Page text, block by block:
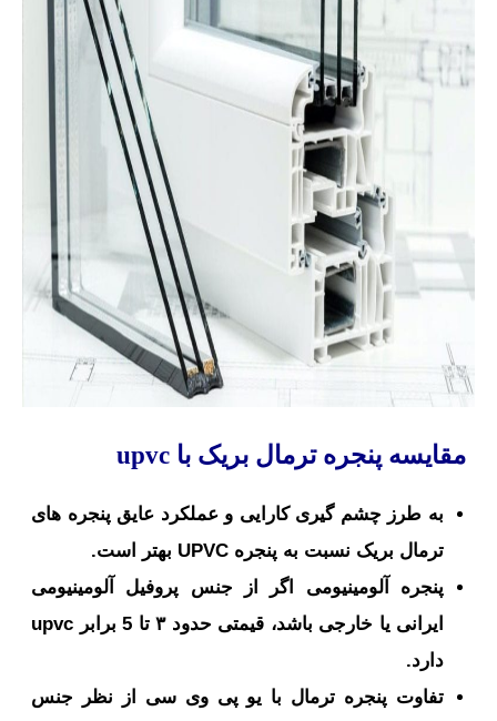
مقایسه پنجره ترمال بریک با
به طرز چشم گیری کارایی و عملکرد عایق پنجره های
ترمال بریک نسبت به پنجره UPVC بهتر است.
پنجره آلومینیومی اگر از جنس پروفیل آلومینیومی
ایرانی یا خارجی باشد، قیمتی حدود ۳ تا 5 برابر upvc
دارد.
تفاوت پنجره ترمال با یو پی وی سی از نظر جنس